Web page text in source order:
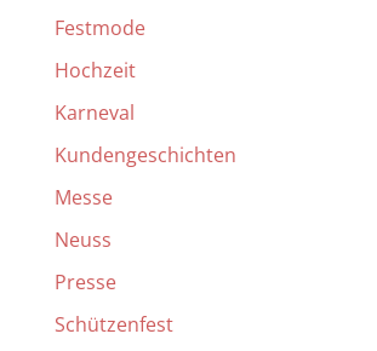
Festmode
Hochzeit
Karneval
Kundengeschichten
Messe
Neuss
Presse
Schützenfest